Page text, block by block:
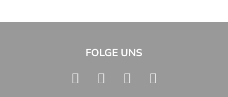
FOLGE UNS